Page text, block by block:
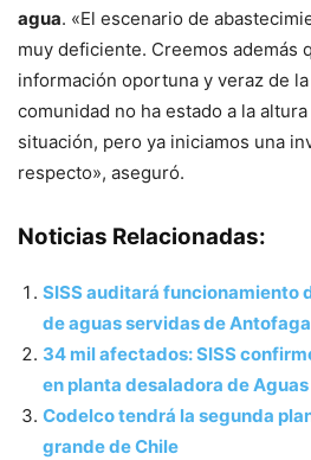
agua. «El escenario de
muy deficiente. Creemos además
información oportuna y veraz de
comunidad no ha estado a la
situación, pero ya iniciamos una
respecto», aseguró.
Noticias Relacionadas:
SISS auditará funcionamiento
de aguas servidas de
34 mil afectados: SISS
en planta desaladora de
Codelco tendrá la segunda
grande de Chile